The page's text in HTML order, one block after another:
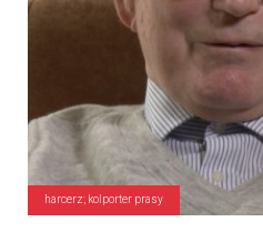
harcerz; kolporter prasy